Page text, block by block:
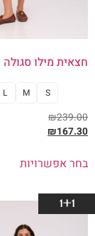
חצאית מילו סגולה
S
M
L
₪239.00
₪167.30
בחר אפשרויות
1+1